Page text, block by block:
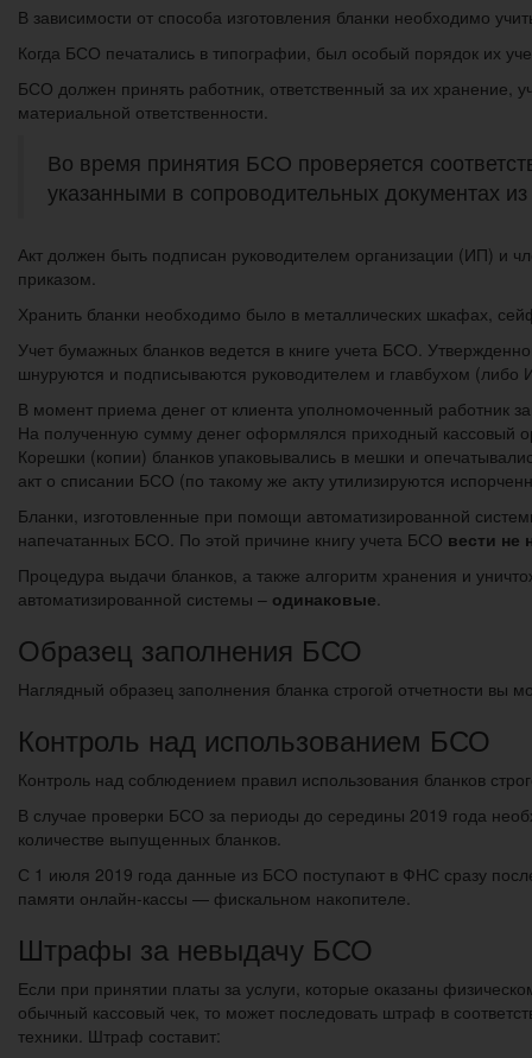
В зависимости от способа изготовления бланки необходимо
Когда БСО печатались в типографии, был особый порядок их
БСО должен принять работник, ответственный за их хранение,
материальной ответственности.
Во время принятия БСО проверяется
указанными в сопроводительных документах
Акт должен быть подписан руководителем организации (ИП) и
приказом.
Хранить бланки необходимо было в металлических шкафах,
Учет бумажных бланков ведется в книге учета БСО.
шнуруются и подписываются руководителем и главбухом (либо
В момент приема денег от клиента уполномоченный работник
На полученную сумму денег оформлялся приходный кассовый
Корешки (копии) бланков упаковывались в мешки и
акт о списании БСО (по такому же акту утилизируются
Бланки, изготовленные при помощи автоматизированной
напечатанных БСО. По этой причине книгу учета БСО вести не
Процедура выдачи бланков, а также алгоритм хранения и
автоматизированной системы – одинаковые.
Образец заполнения БСО
Наглядный образец заполнения бланка строгой отчетности вы
Контроль над использованием БСО
Контроль над соблюдением правил использования бланков
В случае проверки БСО за периоды до середины 2019 года
количестве выпущенных бланков.
С 1 июля 2019 года данные из БСО поступают в ФНС сразу
памяти онлайн-кассы — фискальном накопителе.
Штрафы за невыдачу БСО
Если при принятии платы за услуги, которые оказаны
обычный кассовый чек, то может последовать штраф в
техники. Штраф составит: